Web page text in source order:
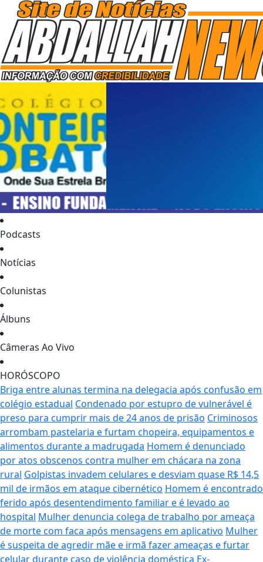
Podcasts
Notícias
Colunistas
Álbuns
Câmeras Ao Vivo
HORÓSCOPO
Briga entre alunas termina na delegacia após confusão em
colégio estadual Condenado por estupro de vulnerável é
preso para cumprir mais de 24 anos de prisão Criminosos
arrombam pastelaria e furtam chopeira, equipamentos e
alimentos durante a madrugada Homem é denunciado
por atos obscenos contra mulher em chácara na zona
rural Golpistas invadem celulares e desviam quase R$ 14,5
mil de irmãos em ataque cibernético Homem é encontrado
ferido após desentendimento familiar e é levado ao
hospital Mulher denuncia colega de trabalho por ameaça
de morte com faca após mensagens em aplicativo Mulher
é suspeita de agredir mãe e irmã fazer ameaças e furtar
celular durante caso de violência doméstica Ex-